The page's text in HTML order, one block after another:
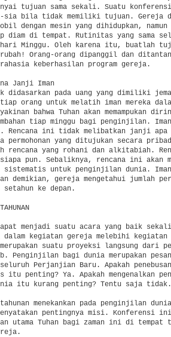
tujuan sama sekali. Suatu
sia bila tidak memiliki tujuan. Gereja
dengan mesin yang dihidupkan, namun
diam di tempat. Rutinitas yang sama
Minggu. Oleh karena itu, buatlah
Orang-orang dipanggil dan
keberhasilan program gereja.
Janji Iman
didasarkan pada uang yang dimiliki
orang untuk melatih iman mereka
bahwa Tuhan akan memampukan
tiap minggu bagi penginjilan.
Rencana ini tidak melibatkan janji apa
permohonan yang ditujukan secara
rencana yang rohani dan alkitabiah.
pun. Sebaliknya, rencana ini akan
sistematis untuk penginjilan dunia.
demikian, gereja mengetahui jumlah
setahun ke depan.
menjadi suatu acara yang baik
dalam kegiatan gereja melebihi kegiatan
suatu proyeksi langsung dari
Penginjilan bagi dunia merupakan
Perjanjian Baru. Apakah
itu penting? Ya. Apakah mengenalkan
itu kurang penting? Tentu saja tidak.
menekankan pada penginjilan
pentingnya misi. Konferensi ini
utama Tuhan bagi zaman ini di tempat